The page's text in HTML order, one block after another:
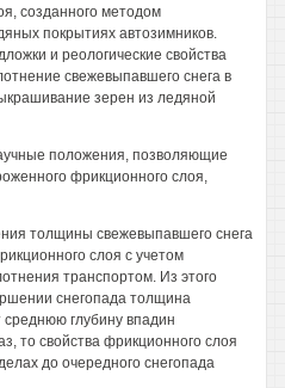
созданного методом
покрытиях автозимников.
и реологические свойства
свежевыпавшего снега в
зерен из ледяной
положения, позволяющие
фрикционного слоя,
толщины свежевыпавшего снега
слоя с учетом
транспортом. Из этого
снегопада толщина
глубину впадин
то свойства фрикционного слоя
до очередного снегопада